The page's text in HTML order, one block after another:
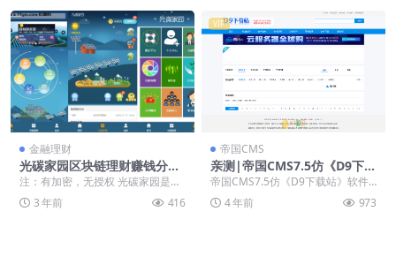
金融理财
光碳家园区块链理财赚钱分红
投资复利网站源码下载
注：有加密，无授权 光碳家园是一
款推出的类似与区块链赚钱的手机
赚钱平台,在光碳家...
3 年前 416
VIP
帝国CMS
亲测|帝国CMS7.5仿《D9下载
站》软件应用下载网站源码下
载
帝国CMS7.5仿《D9下载站》软件
应用下载网站源码，页面精美，SE
O好，使用方...
4 年前 973